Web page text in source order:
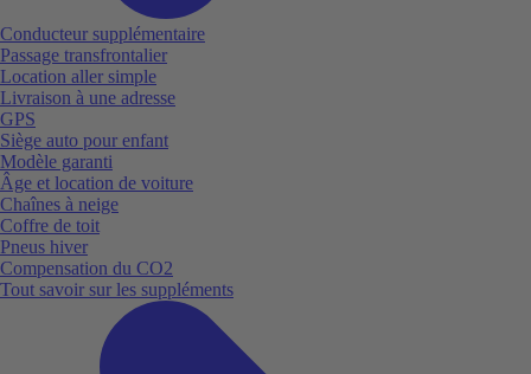
Conducteur supplémentaire
Passage transfrontalier
Location aller simple
Livraison à une adresse
GPS
Siège auto pour enfant
Modèle garanti
Âge et location de voiture
Chaînes à neige
Coffre de toit
Pneus hiver
Compensation du CO2
Tout savoir sur les suppléments